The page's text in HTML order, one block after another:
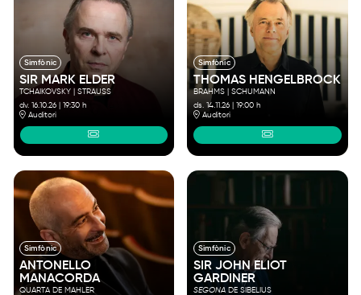
Simfònic
SIR MARK ELDER
TCHAIKOVSKY | STRAUSS
dv. 16.10.26 |19:30 h
Auditori
Simfònic
THOMAS HENGELBROCK
BRAHMS | SCHUMANN
ds. 14.11.26| 19:00 h
Auditori
Simfònic
ANTONELLO
MANACORDA
QUARTA DE MAHLER
Simfònic
SIR JOHN ELIOT
GARDINER
SEGONADE SIBELIUS